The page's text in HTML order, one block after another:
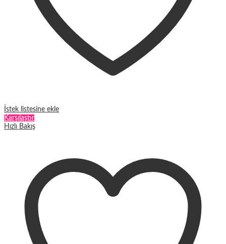
İstek listesine ekle
Karşılaştır
Hızlı Bakış